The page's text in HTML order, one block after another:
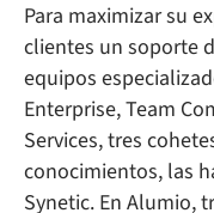
Para maximizar su
clientes un soporte
equipos
Enterprise, Team
Services, tres
conocimientos, las
Synetic. En Alumio,